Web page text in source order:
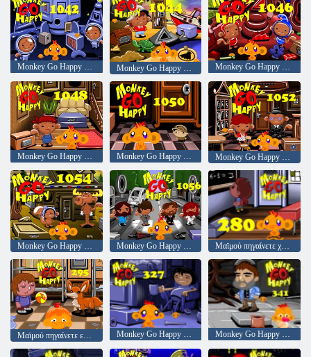
Monkey Go Happy Stage 1042 Monkey Go Happy Stage 1046
Monkey Go Happy Stage 1048 Monkey Go Happy Stage 1050 Monkey Go Happy Stage 1052
Monkey Go Happy Stage 1054 Monkey Go Happy Stage 1056 Μαϊμού πηγαίνετε χαρούμενη σκηνή 280
Monkey Go Happy Stage 327 Monkey Go Happy Stage 341